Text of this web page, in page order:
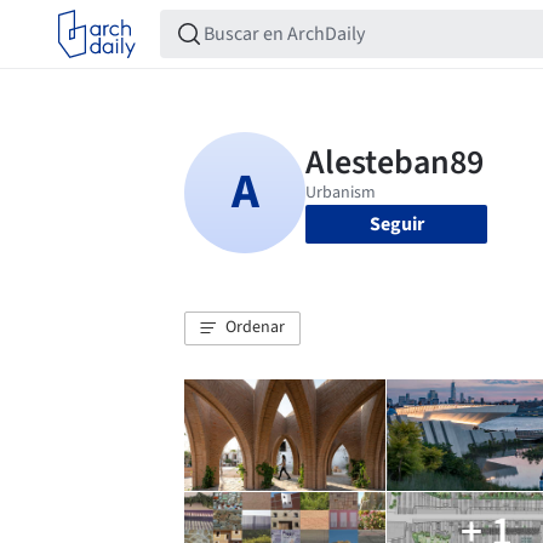
Seguir
Ordenar